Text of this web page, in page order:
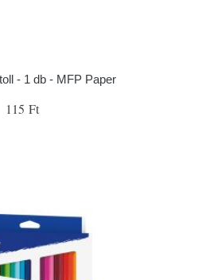
- 1 db - MFP Paper
115 Ft